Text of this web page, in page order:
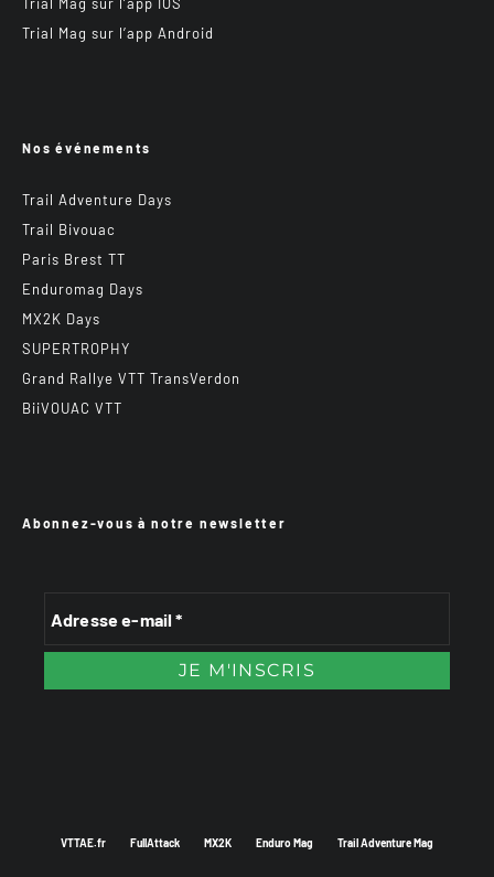
Trial Mag sur l’app Android
Nos événements
Trail Adventure Days
Trail Bivouac
Paris Brest TT
Enduromag Days
MX2K Days
SUPERTROPHY
Grand Rallye VTT TransVerdon
BiiVOUAC VTT
Abonnez-vous à notre newsletter
VTTAE.fr FullAttack MX2K Enduro Mag Trail Adventure Mag